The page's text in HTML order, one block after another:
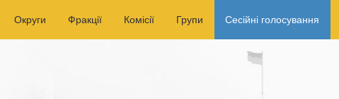
Округи Фракції Комісії Групи Сесійні голосування